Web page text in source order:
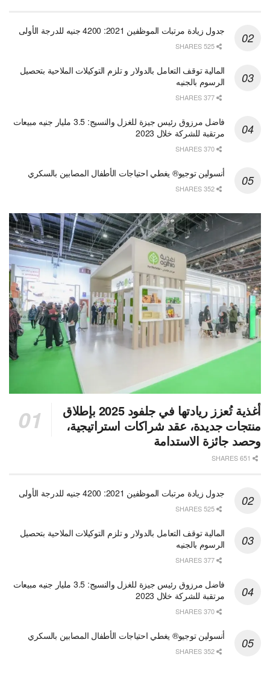
جدول زيادة مرتبات الموظفين 2021: 4200 جنيه للدرجة الأولى
المالية توقف التعامل بالدولار و تلزم التوكيلات الملاحية بتحصيل
الرسوم بالجنيه
فاضل مرزوق رئيس جيزة للغزل والنسيج: 3.5 مليار جنيه مبيعات
مرتقبة للشركة خلال 2023
أنسولين توجيو® يغطي احتياجات الأطفال المصابين بالسكري
أغذية تُعزز ريادتها في جلفود 2025 بإطلاق
منتجات جديدة، عقد شراكات استراتيجية،
وحصد جائزة الاستدامة
جدول زيادة مرتبات الموظفين 2021: 4200 جنيه للدرجة الأولى
المالية توقف التعامل بالدولار و تلزم التوكيلات الملاحية بتحصيل
الرسوم بالجنيه
فاضل مرزوق رئيس جيزة للغزل والنسيج: 3.5 مليار جنيه مبيعات
مرتقبة للشركة خلال 2023
أنسولين توجيو® يغطي احتياجات الأطفال المصابين بالسكري